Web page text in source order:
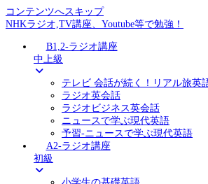
コンテンツへスキップ
NHKラジオ,TV講座、Youtube等で勉強！
B1,2-ラジオ講座
中上級
テレビ 会話が続く！リアル旅英
ラジオ英会話
ラジオビジネス英会話
ニュースで学ぶ現代英語
予習-ニュースで学ぶ現代英語
A2-ラジオ講座
初級